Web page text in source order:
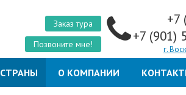
Заказ тура
Позвоните мне!
+7
+7 (901)
г.
СТРАНЫ О КОМПАНИИ